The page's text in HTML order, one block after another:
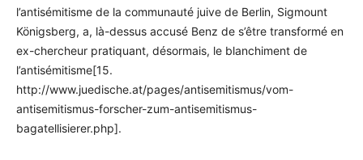
l’antisémitisme de la communauté juive de Berlin, Sigmount
Königsberg, a, là-dessus accusé Benz de s’être transformé en
ex-chercheur pratiquant, désormais, le blanchiment de
l’antisémitisme[15.
http://www.juedische.at/pages/antisemitismus/vom-
antisemitismus-forscher-zum-antisemitismus-
bagatellisierer.php].